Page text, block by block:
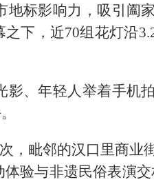
标影响力，吸引阖
下，近70组花灯沿
、年轻人举着手机
，毗邻的汉口里商业
验与非遗民俗表演